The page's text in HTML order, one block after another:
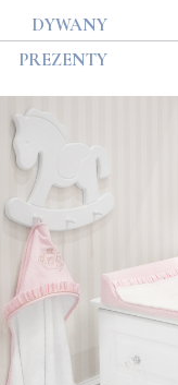
DYWANY
PREZENTY